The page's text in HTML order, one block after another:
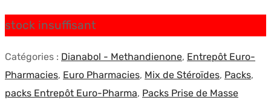
initial actuel
stock insuffisant
Catégories : Dianabol - Methandienone, Entrepôt Euro-
Pharmacies, Euro Pharmacies, Mix de Stéroïdes, Packs,
packs Entrepôt Euro-Pharma, Packs Prise de Masse